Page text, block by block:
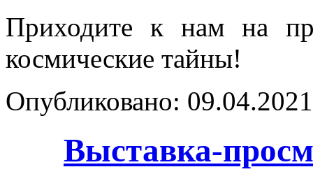
Приходите к нам на
космические тайны!
Опубликовано:
Выставка-